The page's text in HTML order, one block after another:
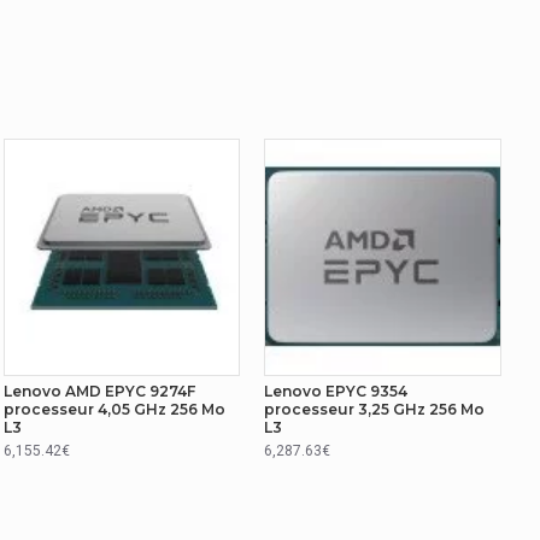
128
Lenovo AMD EPYC 9274F
processeur 4,05 GHz 256 Mo
L3
6,155.42€
Lenovo EPYC 9354
processeur 3,25 GHz 256 Mo
L3
6,287.63€